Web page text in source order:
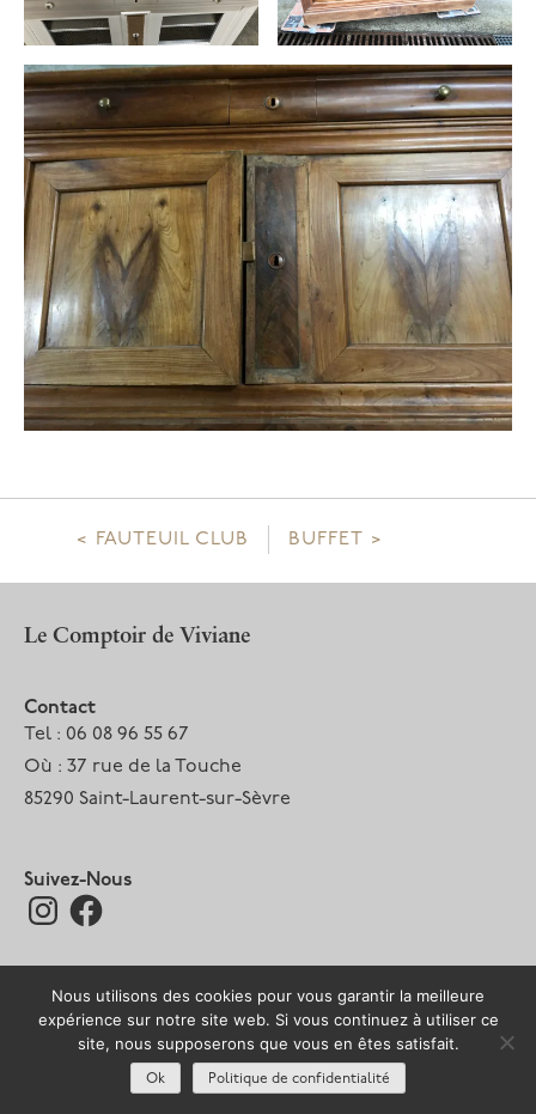
NavigationFAUTEUIL CLUB BUFFET
Le Comptoir de Viviane
Contact
Tel : 06 08 96 55 67
Où : 37 rue de la Touche
85290 Saint-Laurent-sur-Sèvre
Suivez-Nous
InstagramFacebook
Tous droits réservés 2026 –
Mentions légales
Design par seb thiroux studio
Nous utilisons des cookies pour vous garantir la meilleure
expérience sur notre site web. Si vous continuez à utiliser ce
site, nous supposerons que vous en êtes satisfait.
Ok Politique de confidentialité